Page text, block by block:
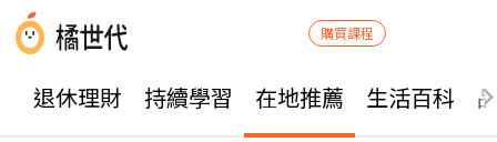
購買課程
退休理財 持續學習 在地推薦 生活百科